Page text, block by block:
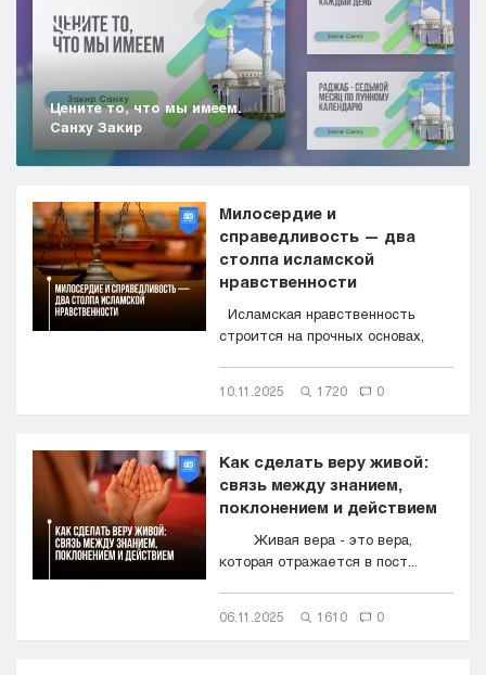
Цените то, что мы имеем.
Санху Закир
Милосердие и
справедливость — два
столпа исламской
нравственности
Исламская нравственность
строится на прочных основах,
10.11.2025 1720 0
Как сделать веру живой:
связь между знанием,
поклонением и действием
Живая вера - это вера,
которая отражается в пост...
06.11.2025 1610 0